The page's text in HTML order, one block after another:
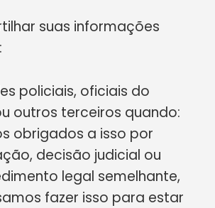
suas informações
policiais, oficiais do
outros terceiros quando:
obrigados a isso por
decisão judicial ou
legal semelhante,
fazer isso para estar